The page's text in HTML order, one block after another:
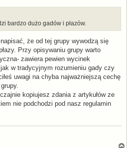
bardzo dużo gadów i płazów.
że od tej grupy wywodzą się
Przy opisywaniu grupy warto
zawiera pewien wycinek
w tradycyjnym rozumieniu gady czy
uwagi na chyba najważniejszą cechę
kopiujesz zdania z artykułów ze
nie podchodzi pod nasz regulamin